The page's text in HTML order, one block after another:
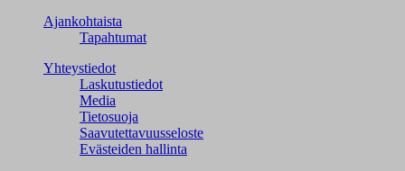
Ajankohtaista
Tapahtumat
Yhteystiedot
Laskutustiedot
Media
Tietosuoja
Saavutettavuusseloste
Evästeiden hallinta